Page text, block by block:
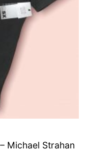
Michael Strahan